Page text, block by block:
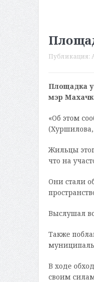
Публикация:
Площадка у
мэр
«Об этом
(Хуршилова,
Жильцы
что на
Они стали
Выслушал
Также
В ходе
своим